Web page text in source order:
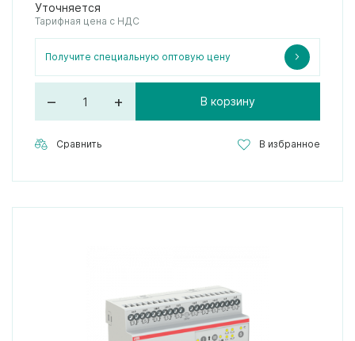
Уточняется
Тарифная цена с НДС
Получите специальную оптовую цену
– + В корзину
Сравнить В избранное